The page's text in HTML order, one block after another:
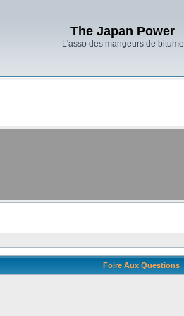
The Japan Power
L'asso des mangeurs de bitume
Foire Aux Questions